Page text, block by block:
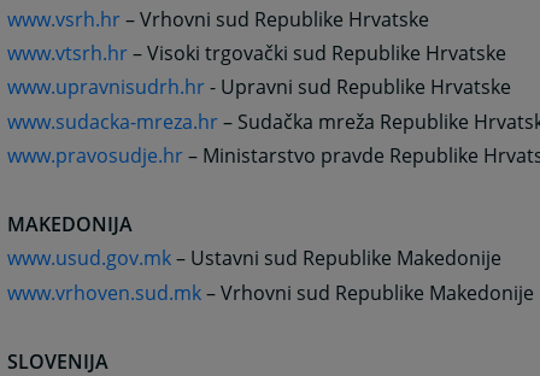
www.vsrh.hr– Vrhovni sud Republike Hrvatske
www.vtsrh.hr– Visoki trgovački sud Republike Hrvatske
www.upravnisudrh.hr- Upravni sud Republike Hrvatske
www.sudacka-mreza.hr– Sudačka mreža Republike
www.pravosudje.hr– Ministarstvo pravde Republike
MAKEDONIJA
www.usud.gov.mk– Ustavni sud Republike Makedonije
www.vrhoven.sud.mk– Vrhovni sud Republike Makedonije
SLOVENIJA